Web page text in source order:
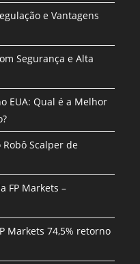
e Vantagens
Segurança e Alta
EUA: Qual é a Melhor
Robô Scalper de
FP Markets –
Markets 74,5% retorno